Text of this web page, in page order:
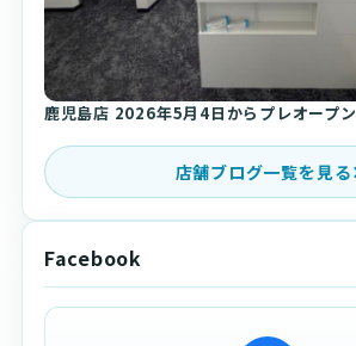
鹿児島店 2026年5月4日からプレオープン
店舗ブログ一覧を見る
Facebook